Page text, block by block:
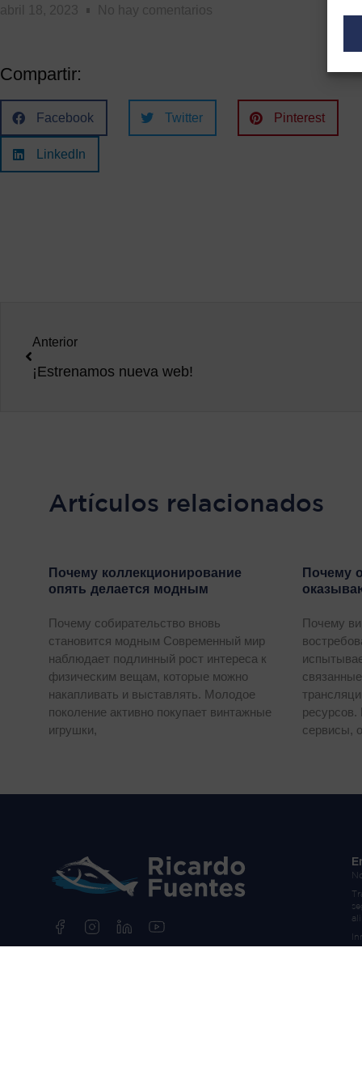
Compartir:
Facebook Twitter Pinterest
LinkedIn
Anterior
¡Estrenamos nueva web!
Artículos relacionados
Почему коллекционирование
опять делается модным
Почему собирательство вновь
становится модным Современный мир
наблюдает подлинный рост интереса к
физическим вещам, которые можно
накапливать и выставлять. Молодое
поколение активно покупает винтажные
игрушки,
Почему
Почему
сервисы,